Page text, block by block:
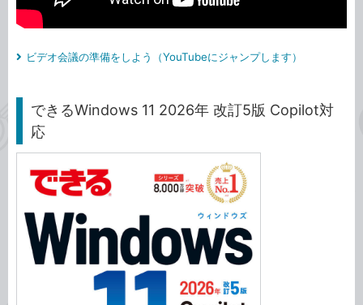
ビデオ会議の準備をしよう（YouTubeにジャンプします）
できるWindows 11 2026年 改訂5版 Copilot対
応